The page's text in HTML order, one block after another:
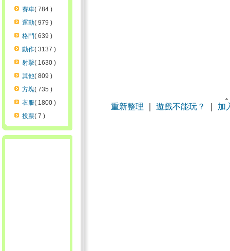
賽車( 784 )
運動( 979 )
格鬥( 639 )
動作( 3137 )
射擊( 1630 )
其他( 809 )
方塊( 735 )
衣服( 1800 )
投票( 7 )
重新整理 遊戲不能玩？ 加